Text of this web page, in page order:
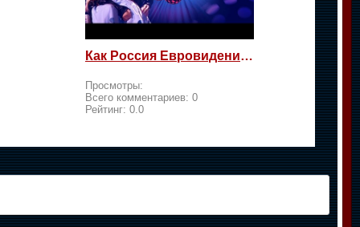
Как Россия Евровидение на жалость берет
Просмотры:
Всего комментариев: 0
Рейтинг: 0.0